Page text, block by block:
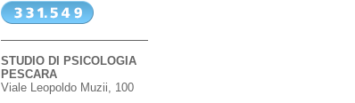
STUDIO DI PSICOLOGIA
PESCARA
Viale Leopoldo Muzii, 100